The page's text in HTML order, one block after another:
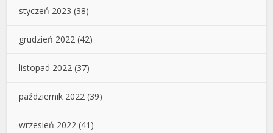
styczeń 2023 (38)
grudzień 2022 (42)
listopad 2022 (37)
październik 2022 (39)
wrzesień 2022 (41)